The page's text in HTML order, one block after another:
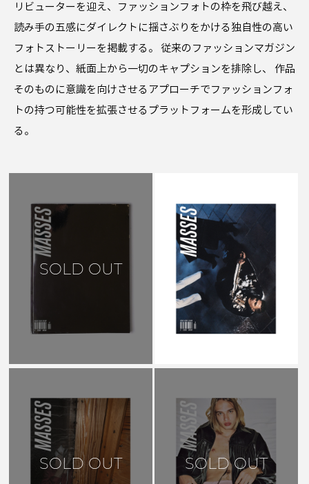
リビューターを迎え、ファッションフォトの枠を飛び越え、
読み手の五感にダイレクトに揺さぶりをかける独自性の高い
フォトストーリーを掲載する。 従来のファッションマガジン
とは異なり、紙面上から一切のキャプションを排除し、 作品
そのものに意識を向けさせるアプローチでファッションフォ
トの持つ可能性を拡張させるプラットフォームを形成してい
る。
SOLD OUT
MASSES MAGAZINE
ISSUE #13 2019 - PARTIE 2
￥2,640
SOLD OUT SOLD OUT